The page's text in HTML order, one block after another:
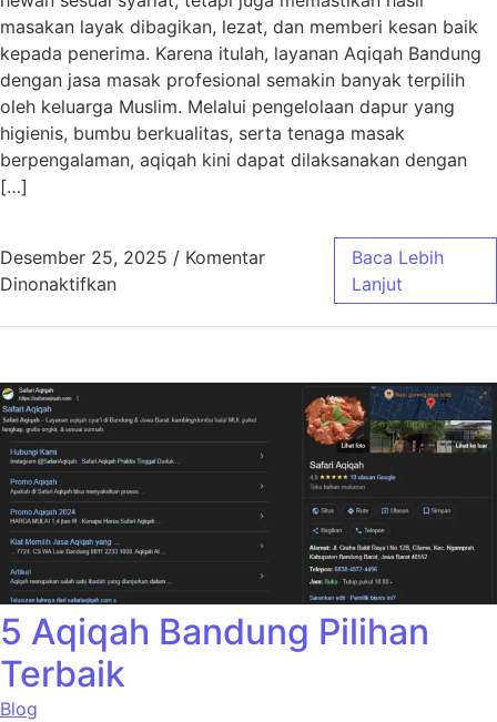
masakan layak dibagikan, lezat, dan memberi kesan baik
kepada penerima. Karena itulah, layanan Aqiqah Bandung
dengan jasa masak profesional semakin banyak terpilih
oleh keluarga Muslim. Melalui pengelolaan dapur yang
higienis, bumbu berkualitas, serta tenaga masak
berpengalaman, aqiqah kini dapat dilaksanakan dengan
[…]
Desember 25, 2025 / Komentar
Dinonaktifkanpada Aqiqah Bandung Jasa Masak
Baca Lebih
Lanjut
5 Aqiqah Bandung Pilihan
Terbaik
Blog